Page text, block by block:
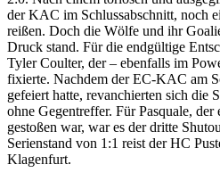
der KAC im Schlussabschnitt, noch
reißen. Doch die Wölfe und ihr
Druck stand. Für die endgültige
Tyler Coulter, der – ebenfalls im
fixierte. Nachdem der EC-KAC am
gefeiert hatte, revanchierten sich die
ohne Gegentreffer. Für Pasquale,
gestoßen war, war es der dritte
Serienstand von 1:1 reist der HC
Klagenfurt.